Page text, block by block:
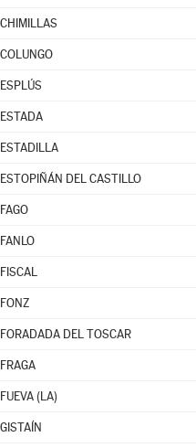
CHIMILLAS
COLUNGO
ESPLÚS
ESTADA
ESTADILLA
ESTOPIÑÁN DEL CASTILLO
FAGO
FANLO
FISCAL
FONZ
FORADADA DEL TOSCAR
FRAGA
FUEVA (LA)
GISTAÍN